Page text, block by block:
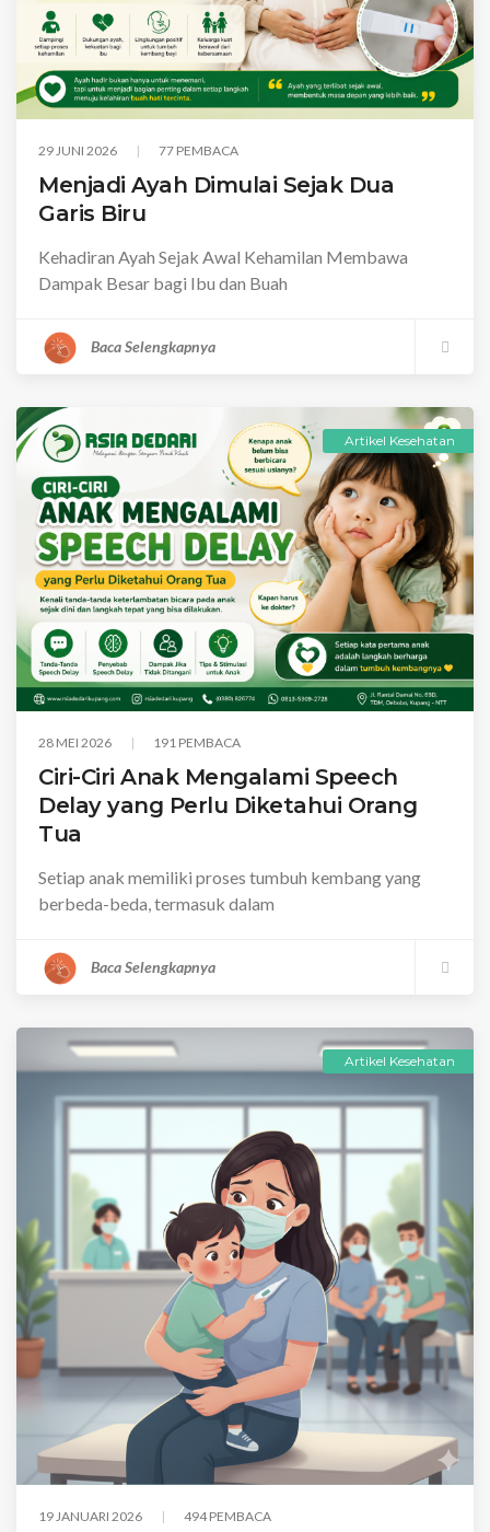
29 JUNI 2026 77 PEMBACA
Menjadi Ayah Dimulai Sejak Dua
Garis Biru
Kehadiran Ayah Sejak Awal Kehamilan Membawa
Dampak Besar bagi Ibu dan Buah
Baca Selengkapnya
Artikel Kesehatan
28 MEI 2026 191 PEMBACA
Ciri-Ciri Anak Mengalami Speech
Delay yang Perlu Diketahui Orang
Tua
Setiap anak memiliki proses tumbuh kembang yang
berbeda-beda, termasuk dalam
Baca Selengkapnya
Artikel Kesehatan
19 JANUARI 2026 494 PEMBACA